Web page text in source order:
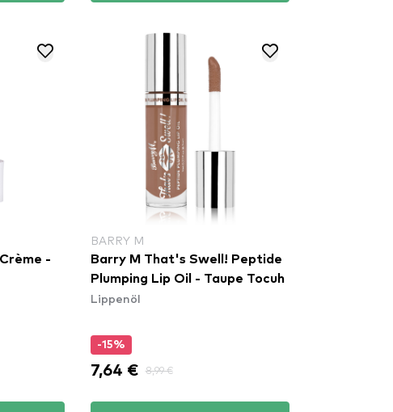
-
BARRY M
Barry M That's Swell! Peptide
Plumping Lip Oil - Taupe Tocuh
Lippenöl
-15%
7,64 € 8,99 €